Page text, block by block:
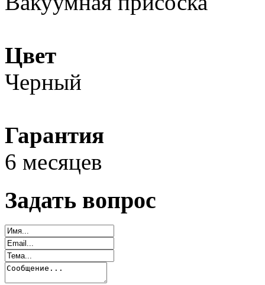
Цвет
Черный
Гарантия
6 месяцев
Задать вопрос